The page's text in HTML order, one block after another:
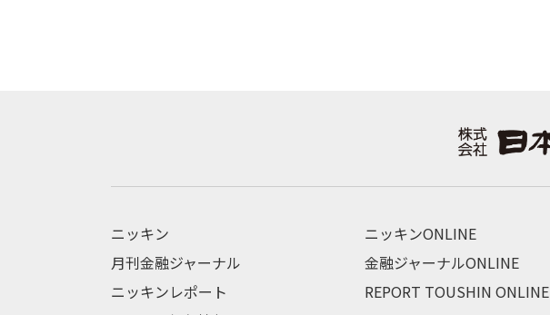
ニッキン
月刊金融ジャーナル
ニッキンレポート
ニッキンONLINE
金融ジャーナルONLINE
REPORT TOUSHIN ONLINE